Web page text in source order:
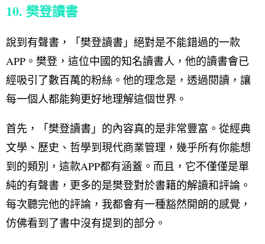
10. 樊登讀書
說到有聲書，「樊登讀書」絕對是不能錯過的一款
APP。樊登，這位中國的知名讀書人，他的讀書會已
經吸引了數百萬的粉絲。他的理念是，透過閱讀，讓
每一個人都能夠更好地理解這個世界。
首先，「樊登讀書」的內容真的是非常豐富。從經典
文學、歷史、哲學到現代商業管理，幾乎所有你能想
到的類別，這款APP都有涵蓋。而且，它不僅僅是單
純的有聲書，更多的是樊登對於書籍的解讀和評論。
每次聽完他的評論，我都會有一種豁然開朗的感覺，
仿佛看到了書中沒有提到的部分。